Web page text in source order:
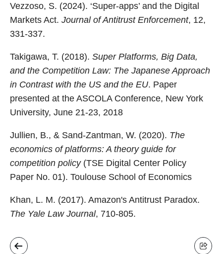
Vezzoso, S. (2024). ‘Super-apps’ and the Digital
Markets Act. Journal of Antitrust Enforcement, 12,
331-337.
Takigawa, T. (2018). Super Platforms, Big Data,
and the Competition Law: The Japanese Approach
in Contrast with the US and the EU. Paper
presented at the ASCOLA Conference, New York
University, June 21-23, 2018
Jullien, B., & Sand-Zantman, W. (2020). The
economics of platforms: A theory guide for
competition policy(TSE Digital Center Policy
Paper No. 01). Toulouse School of Economics
Khan, L. M. (2017). Amazon's Antitrust Paradox.
The Yale Law Journal, 710-805.